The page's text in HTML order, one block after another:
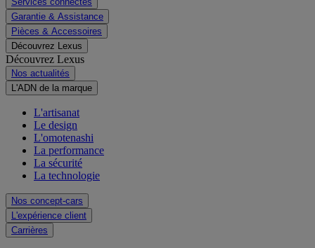
Garantie & Assistance
Pièces & Accessoires
Découvrez Lexus
Découvrez Lexus
Nos actualités
L'ADN de la marque
L'artisanat
Le design
L'omotenashi
La performance
La sécurité
La technologie
Nos concept-cars
L'expérience client
Carrières